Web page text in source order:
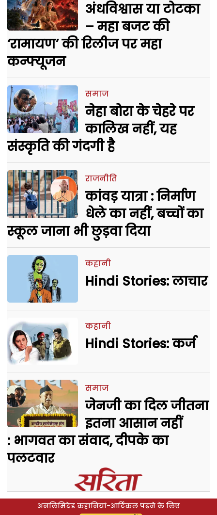
अंधविश्वास या टोटका
– महा बजट की
‘रामायण’ की रिलीज पर महा
कन्फ्यूजन
समाज
नेहा बोरा के चेहरे पर
कालिख नहीं, यह
संस्कृति की गंदगी है
राजनीति
कांवड़ यात्रा : निर्माण
धेले का नहीं, बच्चों का
स्कूल जाना भी छुड़वा दिया
कहानी
Hindi Stories: लाचार
कहानी
Hindi Stories: कर्ज
समाज
जेनजी का दिल जीतना
इतना आसान नहीं
: भागवत का संवाद, दीपके का
पलटवार
अनलिमिटेड कहानियां-आर्टिकल पढ़ने के लिए